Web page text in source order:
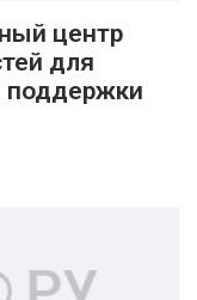
центр
для
поддержки